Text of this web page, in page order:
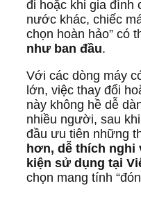
đi hoặc khi gia đình
nước khác, chiếc
chọn hoàn hảo” có
như ban đầu.
Với các dòng máy
lớn, việc thay đổi
này không hề dễ
nhiều người, sau
đầu ưu tiên những
hơn, dễ thích
kiện sử dụng tại
chọn mang tính